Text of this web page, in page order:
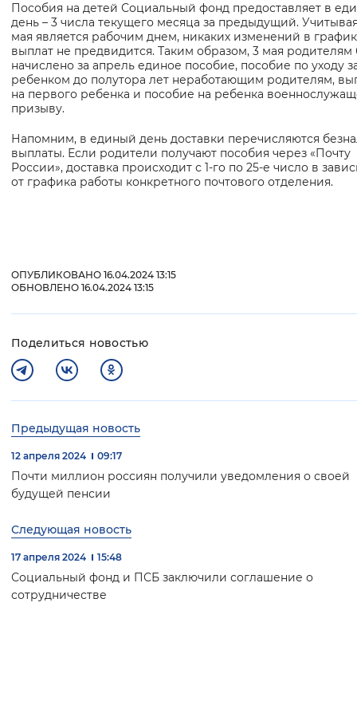
Пособия на детей Социальный фонд предоставляет в
день – 3 числа текущего месяца за предыдущий.
мая является рабочим днем, никаких изменений в
выплат не предвидится. Таким образом, 3 мая родителям
начислено за апрель единое пособие, пособие по уходу
ребенком до полутора лет неработающим родителям,
на первого ребенка и пособие на ребенка
призыву.
Напомним, в единый день доставки перечисляются
выплаты. Если родители получают пособия через «Почту
России», доставка происходит с 1-го по 25-е число в
от графика работы конкретного почтового отделения.
ОПУБЛИКОВАНО 16.04.2024 13:15
ОБНОВЛЕНО 16.04.2024 13:15
Поделиться новостью
Предыдущая новость
12 апреля 2024 09:17
Почти миллион россиян получили уведомления о своей
будущей пенсии
Следующая новость
17 апреля 2024 15:48
Социальный фонд и ПСБ заключили соглашение о
сотрудничестве